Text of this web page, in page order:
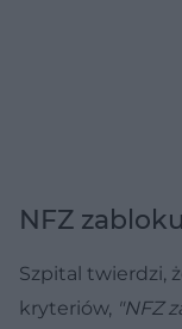
NFZ
Szpital twierdzi,
kryteriów, "NFZ